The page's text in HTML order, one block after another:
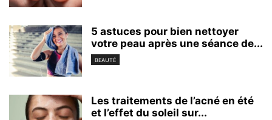
5 astuces pour bien nettoyer
votre peau après une séance de...
BEAUTÉ
Les traitements de l’acné en été
et l’effet du soleil sur...